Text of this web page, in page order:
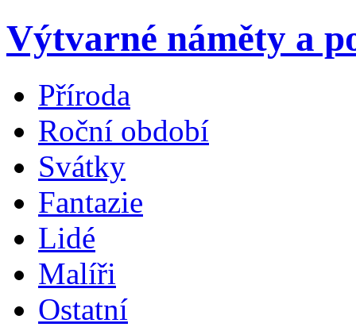
Výtvarné náměty a
Příroda
Roční období
Svátky
Fantazie
Lidé
Malíři
Ostatní